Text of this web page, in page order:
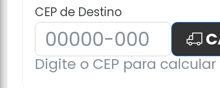
CEP de Destino
Digite o CEP para